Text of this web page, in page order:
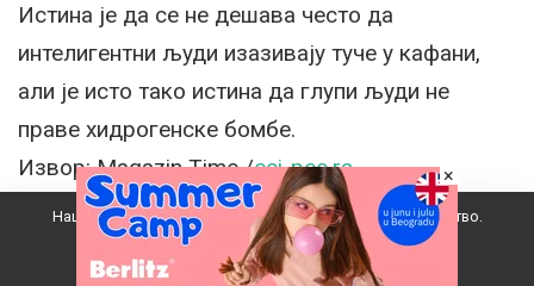
Истина је да се не дешава често да
интелигентни људи изазивају туче у кафани,
али је исто тако истина да глупи људи не
праве хидрогенске бомбе.
Извор: Magazin Time /eci-pec.rs
Dodaj Zelenu učionicu kao omiljeni izvor na Google-u
Наш вебсајт користи колачиће да побољша ваше искуство.
Прихватам
×